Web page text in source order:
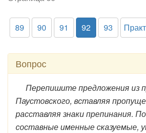
89 90 91 92 93
Вопрос
Перепишите предложения из
Паустовского, вставляя
расставляя знаки препинания.
составные именные сказуемые,